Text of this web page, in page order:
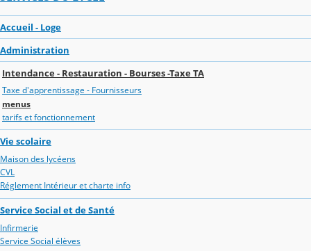
Accueil - Loge
Administration
Intendance - Restauration - Bourses -Taxe TA
Taxe d'apprentissage - Fournisseurs
menus
tarifs et fonctionnement
Vie scolaire
Maison des lycéens
CVL
Réglement Intérieur et charte info
Service Social et de Santé
Infirmerie
Service Social élèves